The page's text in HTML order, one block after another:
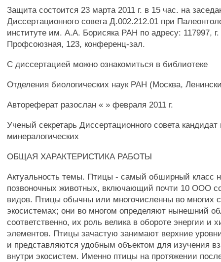
Защита состоится 23 марта 2011 г. в 15 час. на
Диссертационного совета Д.002.212.01 при
институте им. A.A. Борисяка РАН по адресу: 117997,
Профсоюзная, 123, конференц-зал.
С диссертацией можно ознакомиться в библиотеке
Отделения биологических наук РАН (Москва,
Автореферат разослан « » февраля 2011 г.
Ученый секретарь Диссертационного совета кандидат
минералогических
ОБЩАЯ ХАРАКТЕРИСТИКА РАБОТЫ
Актуальность темы. Птицы - самый обширный класс
позвоночных животных, включающий почти 10 ООО
видов. Птицы обычны или многочисленны во многих
экосистемах; они во многом определяют нынешний
соответственно, их роль велика в обороте энергии и
элементов. Птицы зачастую занимают верхние
и представляются удобным объектом для изучения
внутри экосистем. Именно птицы на протяжении